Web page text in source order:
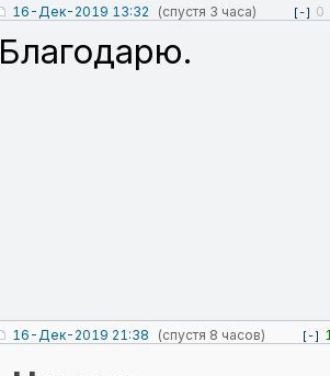
16-Дек-2019 13:32 (спустя 3 часа) [-] 0
Благодарю.
16-Дек-2019 21:38 (спустя 8 часов) [-]